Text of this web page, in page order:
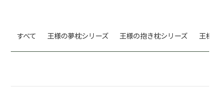
すべて 王様の夢枕シリーズ 王様の抱き枕シリーズ 王様